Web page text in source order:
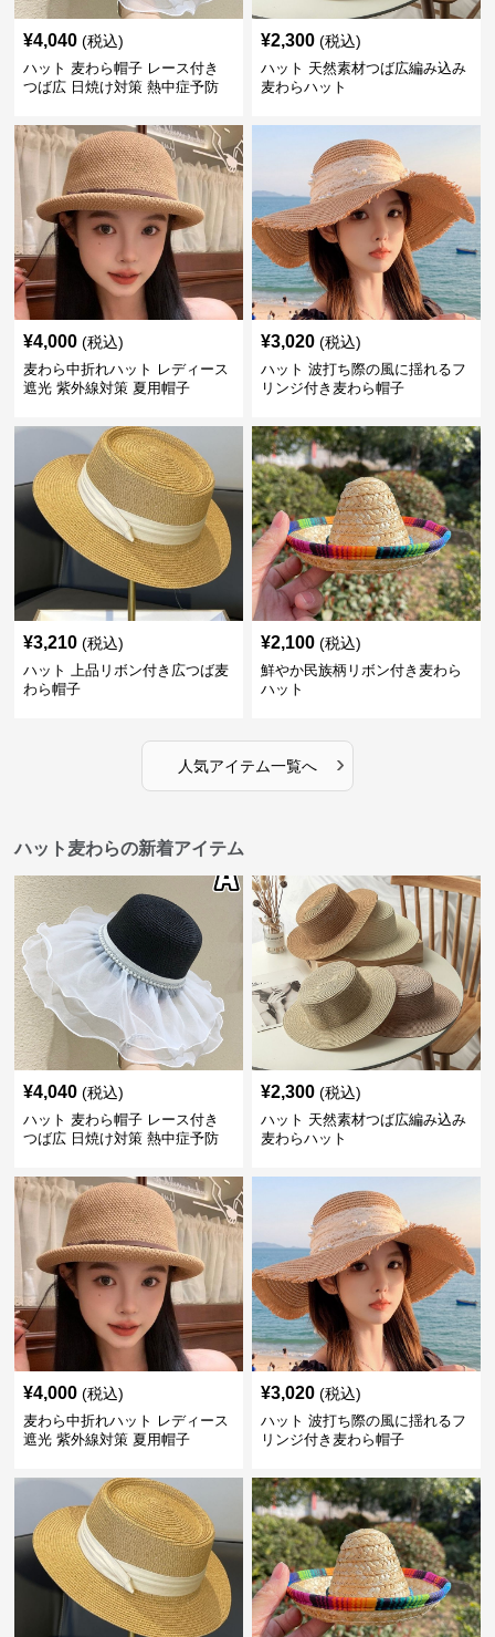
¥4,040 (税込)
ハット 麦わら帽子 レース付き
つば広 日焼け対策 熱中症予防
¥2,300 (税込)
ハット 天然素材つば広編み込み
麦わらハット
¥4,000 (税込)
麦わら中折れハット レディース
遮光 紫外線対策 夏用帽子
¥3,020 (税込)
ハット 波打ち際の風に揺れるフ
リンジ付き麦わら帽子
¥3,210 (税込)
ハット 上品リボン付き広つば麦
わら帽子
¥2,100 (税込)
鮮やか民族柄リボン付き麦わら
ハット
人気アイテム一覧へ ›
ハット麦わらの新着アイテム
¥4,040 (税込)
ハット 麦わら帽子 レース付き
つば広 日焼け対策 熱中症予防
¥2,300 (税込)
ハット 天然素材つば広編み込み
麦わらハット
¥4,000 (税込)
麦わら中折れハット レディース
遮光 紫外線対策 夏用帽子
¥3,020 (税込)
ハット 波打ち際の風に揺れるフ
リンジ付き麦わら帽子